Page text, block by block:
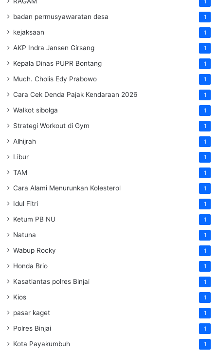
badan permusyawaratan desa 1
kejaksaan 1
AKP Indra Jansen Girsang 1
Kepala Dinas PUPR Bontang 1
Much. Cholis Edy Prabowo 1
Cara Cek Denda Pajak Kendaraan 2026 1
Walkot sibolga 1
Strategi Workout di Gym 1
Alhijrah 1
Libur 1
TAM 1
Cara Alami Menurunkan Kolesterol 1
Idul Fitri 1
Ketum PB NU 1
Natuna 1
Wabup Rocky 1
Honda Brio 1
Kasatlantas polres Binjai 1
Kios 1
pasar kaget 1
Polres Binjai 1
Kota Payakumbuh 1